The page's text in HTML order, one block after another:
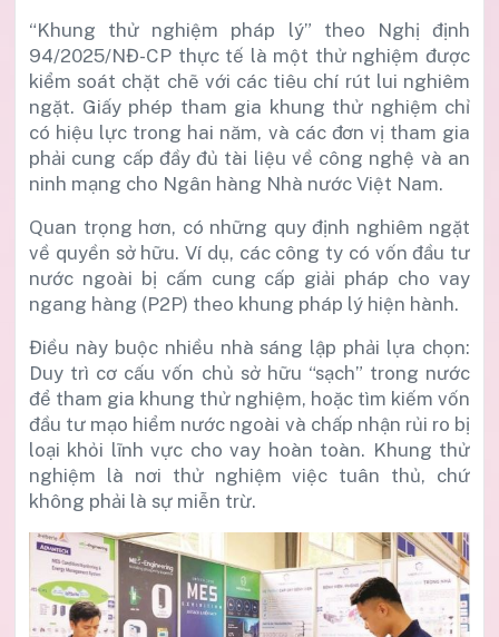
“Khung thử nghiệm pháp lý” theo Nghị định
94/2025/NĐ-CP thực tế là một thử nghiệm được
kiểm soát chặt chẽ với các tiêu chí rút lui nghiêm
ngặt. Giấy phép tham gia khung thử nghiệm chỉ
có hiệu lực trong hai năm, và các đơn vị tham gia
phải cung cấp đầy đủ tài liệu về công nghệ và an
ninh mạng cho Ngân hàng Nhà nước Việt Nam.
Quan trọng hơn, có những quy định nghiêm ngặt
về quyền sở hữu. Ví dụ, các công ty có vốn đầu tư
nước ngoài bị cấm cung cấp giải pháp cho vay
ngang hàng (P2P) theo khung pháp lý hiện hành.
Điều này buộc nhiều nhà sáng lập phải lựa chọn:
Duy trì cơ cấu vốn chủ sở hữu “sạch” trong nước
để tham gia khung thử nghiệm, hoặc tìm kiếm vốn
đầu tư mạo hiểm nước ngoài và chấp nhận rủi ro bị
loại khỏi lĩnh vực cho vay hoàn toàn. Khung thử
nghiệm là nơi thử nghiệm việc tuân thủ, chứ
không phải là sự miễn trừ.